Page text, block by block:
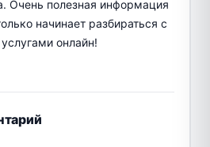
Очень полезная информация
начинает разбираться с
онлайн!